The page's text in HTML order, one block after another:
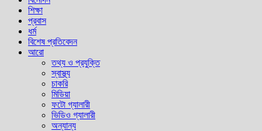
শিক্ষা
প্রবাস
ধর্ম
বিশেষ প্রতিবেদন
আরো
তথ্য ও প্রযুক্তি
স্বাস্থ্য
চাকরি
মিডিয়া
ফটো গ্যালারী
ভিডিও গ্যালারী
অন্যান্য